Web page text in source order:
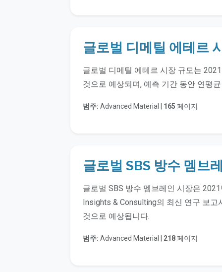
글로벌 디메틸 에테르
글로벌 디메틸 에테르 시장 규모는
것으로 예상되며, 예측 기간 동안 연평
범주: Advanced Material | 165 페이지
글로벌 SBS 방수 멤브
글로벌 SBS 방수 멤브레인 시장은
Insights & Consulting의 최신 연구 보
것으로 예상됩니다.
범주: Advanced Material | 218페이지